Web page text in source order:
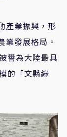
產業振興，形
業發展格局。
譽為大陸最具
的「文縣綠